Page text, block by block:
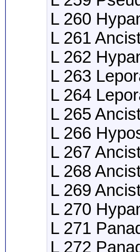
L 260
L 261
L 262
L 263
L 264
L 265
L 266
L 267
L 268
L 269
L 270
L 271
L 272